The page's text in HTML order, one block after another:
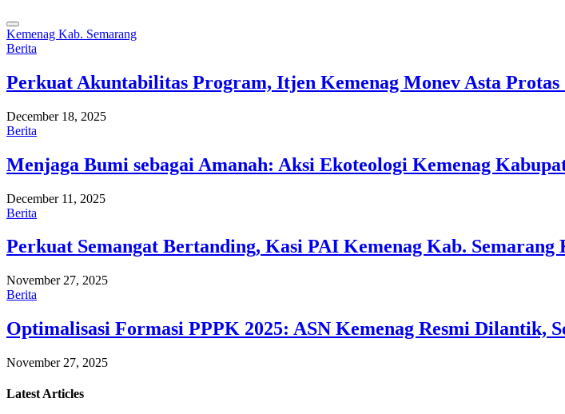
Kemenag Kab. Semarang
Berita
Perkuat Akuntabilitas Program, Itjen Kemenag Monev Asta Protas
December 18, 2025
Berita
Menjaga Bumi sebagai Amanah: Aksi Ekoteologi Kemenag
December 11, 2025
Berita
Perkuat Semangat Bertanding, Kasi PAI Kemenag Kab.
November 27, 2025
Berita
Optimalisasi Formasi PPPK 2025: ASN Kemenag Resmi Dilantik,
November 27, 2025
Latest Articles